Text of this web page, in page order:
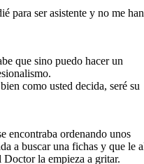
para ser asistente y no me han
que sino puedo hacer un
como usted decida, seré su
encontraba ordenando unos
a buscar una fichas y que le
Doctor la empieza a gritar.